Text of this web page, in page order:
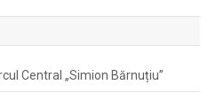
Central „Simion Bărnuțiu”